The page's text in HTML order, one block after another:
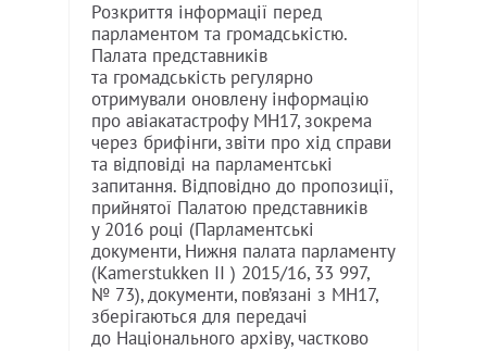
Розкриття інформації перед
парламентом та громадськістю.
Палата представників
та громадськість регулярно
отримували оновлену інформацію
про авіакатастрофу MH17, зокрема
через брифінги, звіти про хід справи
та відповіді на парламентські
запитання. Відповідно до пропозиції,
прийнятої Палатою представників
у 2016 році (Парламентські
документи, Нижня палата парламенту
(Kamerstukken II ) 2015/16, 33 997,
№ 73), документи, пов’язані з MH17,
зберігаються для передачі
до Національного архіву, частково